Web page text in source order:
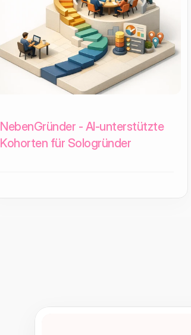
NebenGründer - AI-unterstützte
Kohorten für Sologründer